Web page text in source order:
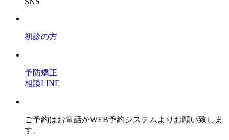
初診の方
予防矯正
相談LINE
ご予約はお電話かWEB予約システムよりお願い致しま
す。